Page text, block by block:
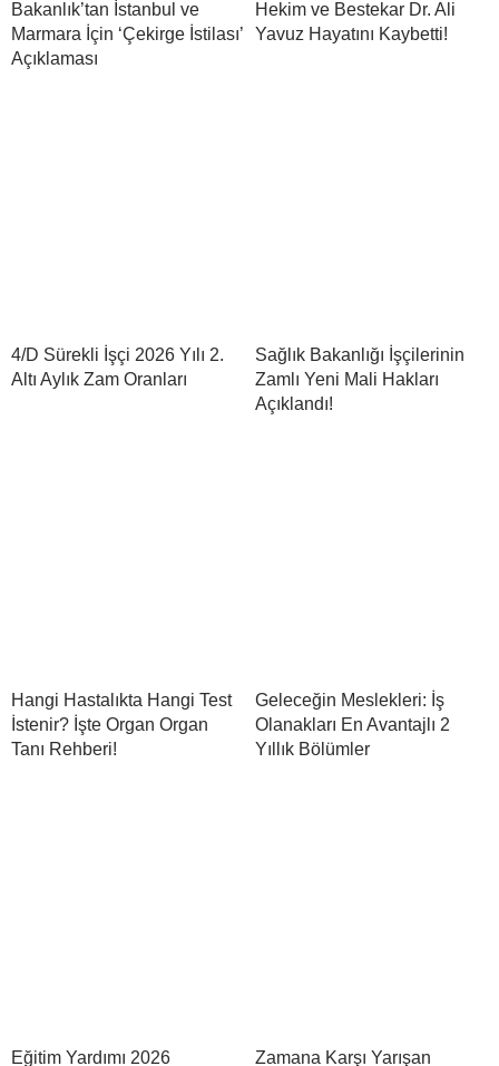
Bakanlık’tan İstanbul ve
Marmara İçin ‘Çekirge İstilası’
Açıklaması
Hekim ve Bestekar Dr. Ali
Yavuz Hayatını Kaybetti!
4/D Sürekli İşçi 2026 Yılı 2.
Altı Aylık Zam Oranları
Sağlık Bakanlığı İşçilerinin
Zamlı Yeni Mali Hakları
Açıklandı!
Hangi Hastalıkta Hangi Test
İstenir? İşte Organ Organ
Tanı Rehberi!
Geleceğin Meslekleri: İş
Olanakları En Avantajlı 2
Yıllık Bölümler
Eğitim Yardımı 2026
Zamana Karşı Yarışan